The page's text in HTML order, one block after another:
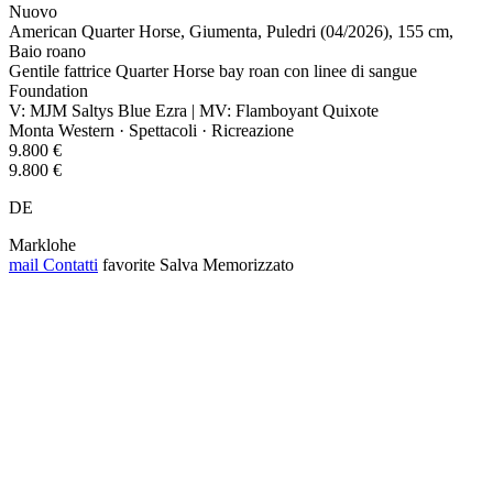
Nuovo
American Quarter Horse, Giumenta, Puledri (04/2026), 155 cm,
Baio roano
Gentile fattrice Quarter Horse bay roan con linee di sangue
Foundation
V: MJM Saltys Blue Ezra | MV: Flamboyant Quixote
Monta Western · Spettacoli · Ricreazione
9.800 €
9.800 €
DE
Marklohe
mail Contatti favorite Salva Memorizzato